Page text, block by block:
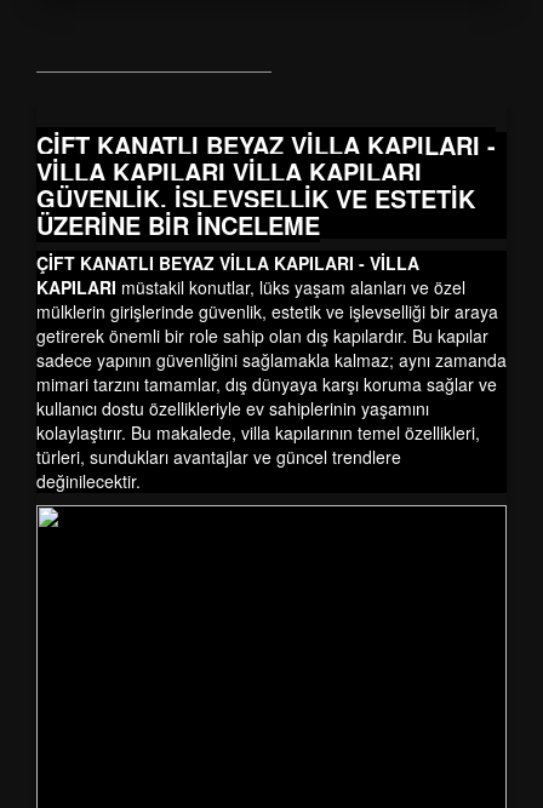
ÇİFT KANATLI BEYAZ VİLLA KAPILARI -
VİLLA KAPILARI VİLLA KAPILARI
GÜVENLİK, İŞLEVSELLİK VE ESTETİK
ÜZERİNE BİR İNCELEME
ÇİFT KANATLI BEYAZ VİLLA KAPILARI - VİLLA
KAPILARI müstakil konutlar, lüks yaşam alanları ve özel
mülklerin girişlerinde güvenlik, estetik ve işlevselliği bir araya
getirerek önemli bir role sahip olan dış kapılardır. Bu kapılar
sadece yapının güvenliğini sağlamakla kalmaz; aynı zamanda
mimari tarzını tamamlar, dış dünyaya karşı koruma sağlar ve
kullanıcı dostu özellikleriyle ev sahiplerinin yaşamını
kolaylaştırır. Bu makalede, villa kapılarının temel özellikleri,
türleri, sundukları avantajlar ve güncel trendlere
değinilecektir.